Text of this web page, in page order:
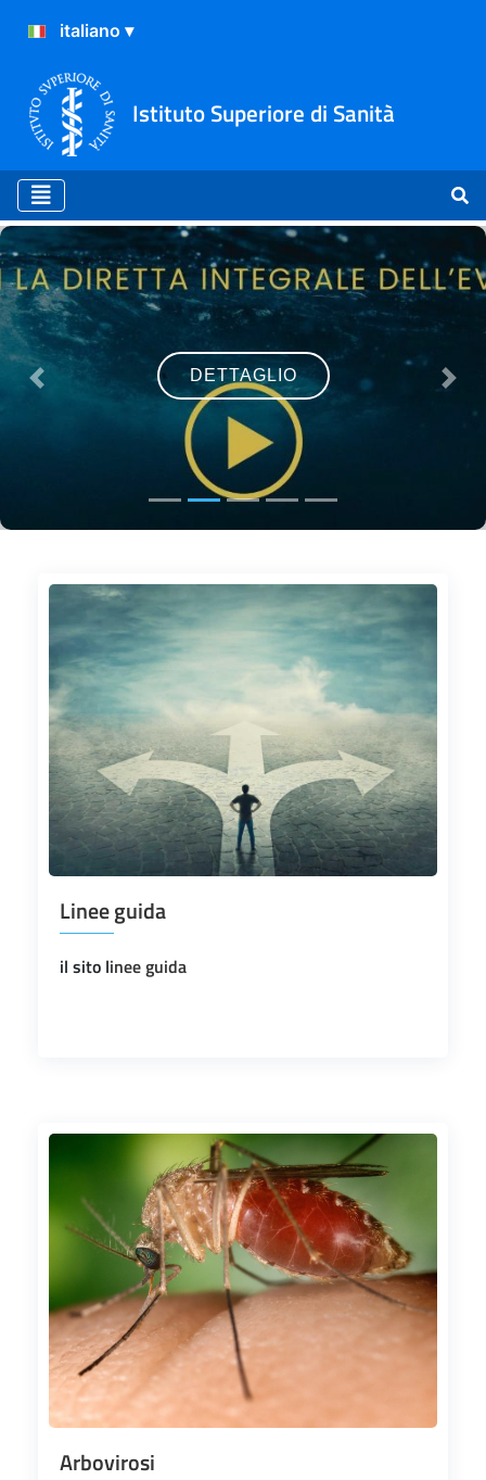
Istituto Superiore di Sanità
Home
DETTAGLIO
Previous Next
Linee guida
il sito linee guida
Arbovirosi